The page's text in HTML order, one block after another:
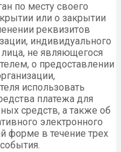
по месту своего
или о закрытии
реквизитов
индивидуального
не являющегося
о предоставлении
использовать
платежа для
средств, а также об
электронного
форме в течение трех